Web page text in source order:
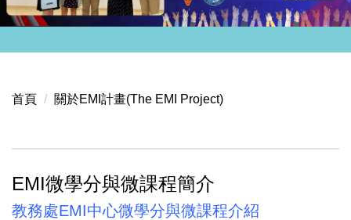
首頁 關於EMI計畫(The EMI Project)
EMI微學分與微課程簡介
教務處EMI中心微學分與微課程介紹